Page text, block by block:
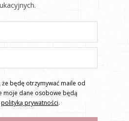
będę otrzymywać maile od
moje dane osobowe będą
polityką prywatności.